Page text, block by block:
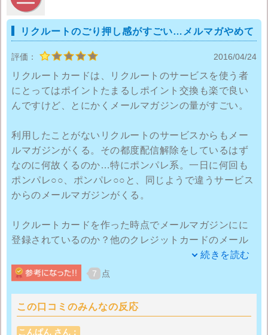
主人がややケチで出不精（でも温泉は好き）なので何
もないとお金がもったいないと言われてしまいます
が、『ポイントあるから温泉行こう』と言うと快く了
承してくれます。
リクルートカードを作る前はめったに旅行は行かなか
ったのですが（年に1回行くか行かないか）リクルート
るようになりました。リクルートカード様々です。こ
こまで良い事ばかり記載しましたが、唯一デメリット
に感じていることはカード会社をJCBしか選べない事
です。
（よくあるのは美容院です）ただめったにないので、
総合的には大満足のカードです。今では主人もリクル
ートカードを作り使用しています。主人は主に貯まっ
たポイントはポンパレモールでの買い物で使っている
ようです。私達夫婦はこれからも末長くリクルートカ
ードにお世話になると思います。
リクルートのごり押し感がすごい…メルマガやめて
評価： 2016/04/24
リクルートカードは、リクルートのサービスを使う者
にとってはポイントたまるしポイント交換も楽で良い
んですけど、とにかくメールマガジンの量がすごい。
利用したことがないリクルートのサービスからもメー
ルマガジンがくる。その都度配信解除をしているはず
なのに何故くるのか…特にポンパレ系。一日に何回も
ポンパレ○○、ポンパレ○○と、同じようで違うサービス
からのメールマガジンがくる。
リクルートカードを作った時点でメールマガジンにに
登録されているのか？他のクレジットカードのメール
マガジンは多くて月2なのに・・・しかも一括配信スト
ップする術がない。いちいち固有のサービスのサイト
にＩＤとパスワードを入力してメールマガジンの配信
解除を探して・・・の繰り返し。
配信解除したものが翌日普通にきたりする。これだけ
続きを読む
7 点
この口コミのみんなの反応
こんぱん さん：